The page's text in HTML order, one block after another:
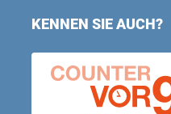
KENNEN SIE AUCH?